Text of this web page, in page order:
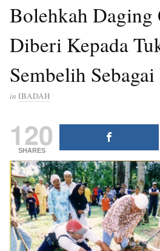
Bolehkah Daging
Diberi Kepada
Sembelih
in IBADAH
120
SHARES